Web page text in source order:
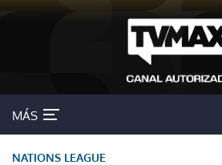
MÁS
NATIONS LEAGUE